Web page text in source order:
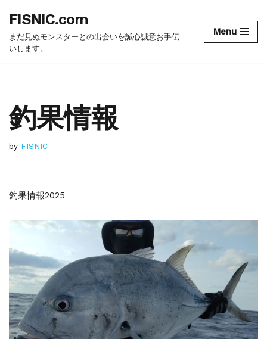
コ
ン
へ
ス
キ
ッ
FISNIC.com
まだ見ぬモンスターとの出会いを誠心誠意お手伝
いします。
Menu
釣果情報
by FISNIC
釣果情報2025